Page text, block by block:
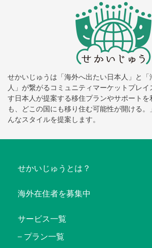
せかいじゅうは「海外へ出たい日本人」と「
人」が繋がるコミュニティマーケットプレイ
す日本人が提案する移住プランやサポート
も、どこの国にも移り住む可能性が開ける。
んなスタイルを提案します。
せかいじゅうとは？
海外在住者を募集中
サービス一覧
プラン一覧